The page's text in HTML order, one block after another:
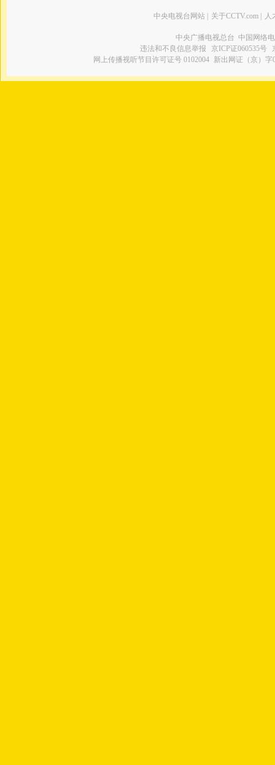
中央电视台网站 关于CCTV.com 人
中央广播电视总台 中国网络
违法和不良信息举报
京ICP证060535号
网上传播视听节目许可证号 0102004 新出网证（京）